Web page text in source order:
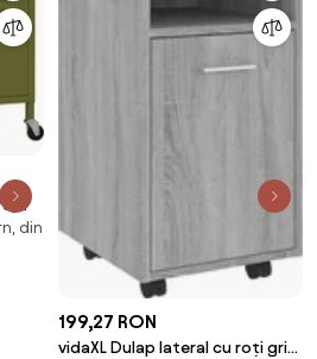
din
199,27 RON
vidaXL Dulap lateral cu roți gri